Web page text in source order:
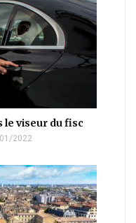
le viseur du fisc
2022